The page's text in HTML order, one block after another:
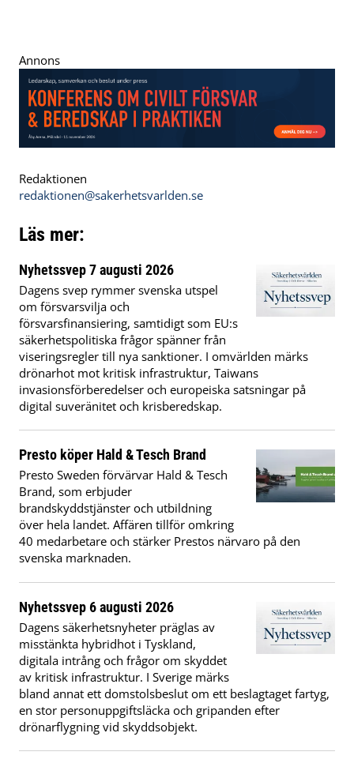
Annons
Redaktionen
redaktionen@sakerhetsvarlden.se
Läs mer:
Nyhetssvep 7 augusti 2026
Dagens svep rymmer svenska utspel
om försvarsvilja och
försvarsfinansiering, samtidigt som EU:s
säkerhetspolitiska frågor spänner från
viseringsregler till nya sanktioner. I omvärlden märks
drönarhot mot kritisk infrastruktur, Taiwans
invasionsförberedelser och europeiska satsningar på
digital suveränitet och krisberedskap.
Presto köper Hald & Tesch Brand
Presto Sweden förvärvar Hald & Tesch
Brand, som erbjuder
brandskyddstjänster och utbildning
över hela landet. Affären tillför omkring
40 medarbetare och stärker Prestos närvaro på den
svenska marknaden.
Nyhetssvep 6 augusti 2026
Dagens säkerhetsnyheter präglas av
misstänkta hybridhot i Tyskland,
digitala intrång och frågor om skyddet
av kritisk infrastruktur. I Sverige märks
bland annat ett domstolsbeslut om ett beslagtaget fartyg,
en stor personuppgiftsläcka och gripanden efter
drönarflygning vid skyddsobjekt.